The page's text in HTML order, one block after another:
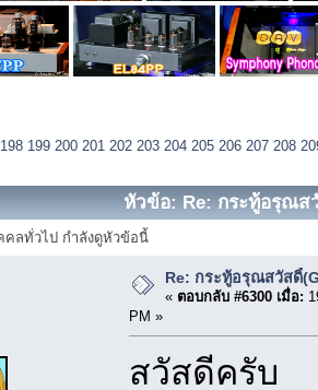
198 199 200 201 202 203 204 205 206 207 208
หัวข้อ: Re: กระทู้อรุณส
คลทั่วไป กำลังดูหัวข้อนี้
Re: กระทู้อรุณสวัสดิ์
« ตอบกลับ #6300 เมื่อ:
PM »
สวัสดีครับ